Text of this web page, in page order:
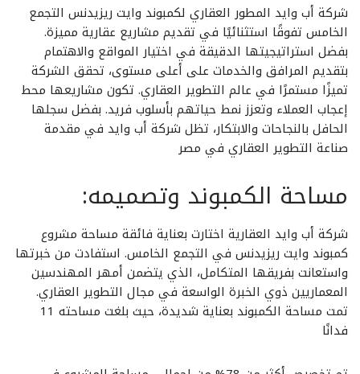
شركة أب وايد المطور العقاري لكمبوند وايت ريزيدنس التجمع
الخامس تفوقًا استثنائيًا في تقديم مشاريع عقارية مميزة.
بفضل استراتيجيتها الدقيقة في اختيار المواقع والاهتمام
بتقديم المرافق والخدمات على أعلى مستوى، تحقق الشركة
تميزًا مستمرًا في عالم التطوير العقاري. تكون مشاريعها محط
إعجاب العملاء وتعزز نمط حياتهم بأسلوب فريد. بفضل سجلها
الحافل بالنجاحات والابتكار، تظل شركة أب وايد في مقدمة
صناعة التطوير العقاري في مصر
مساحة الكمبوند وتصميمه:
شركة أب وايد العقارية اختارت بعناية فائقة مساحة مشروع
كمبوند وايت ريزيدنس في التجمع الخامس. استفادت من خبرتها
واستعانت بفريقها المتكامل، الذي يتضمن أمهر المهندسين
المعماريين ذوي الخبرة الواسعة في مجال التطوير العقاري.
تمت مساحة الكمبوند بعناية شديدة، حيث بلغت مساحته 11
فدانًا